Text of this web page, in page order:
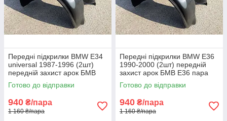
Передні підкрилки BMW E34
universal 1987-1996 (2шт)
передній захист арок БМВ
Е34 універсал пара передніх
Готово до відправки
940 ₴/пара
1 160 ₴/пара
Передні підкрилки BMW E36
1990-2000 (2шт) передній
захист арок БМВ Е36 пара
передніх
Готово до відправки
940 ₴/пара
1 160 ₴/пара